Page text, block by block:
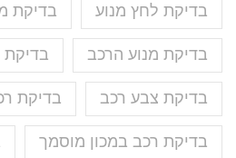
בדיקת לחץ מנוע בדיקת
בדיקת מנוע הרכב
בדיקת צבע רכב בדיקת
בדיקת רכב במכון מוסמך